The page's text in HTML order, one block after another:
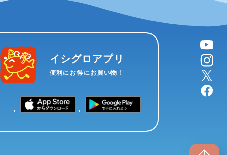
イシグロアプリ
便利にお得にお買い物！
YouTube
instagram
X
facebook